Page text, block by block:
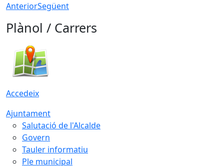
AnteriorSegüent
Plànol / Carrers
Accedeix
Ajuntament
Salutació de l'Alcalde
Govern
Tauler informatiu
Ple municipal